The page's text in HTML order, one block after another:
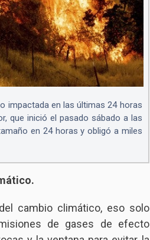
impactada en las últimas 24 horas
que inició el pasado sábado a las
en 24 horas y obligó a miles
cambio climático, eso solo
de gases de efecto